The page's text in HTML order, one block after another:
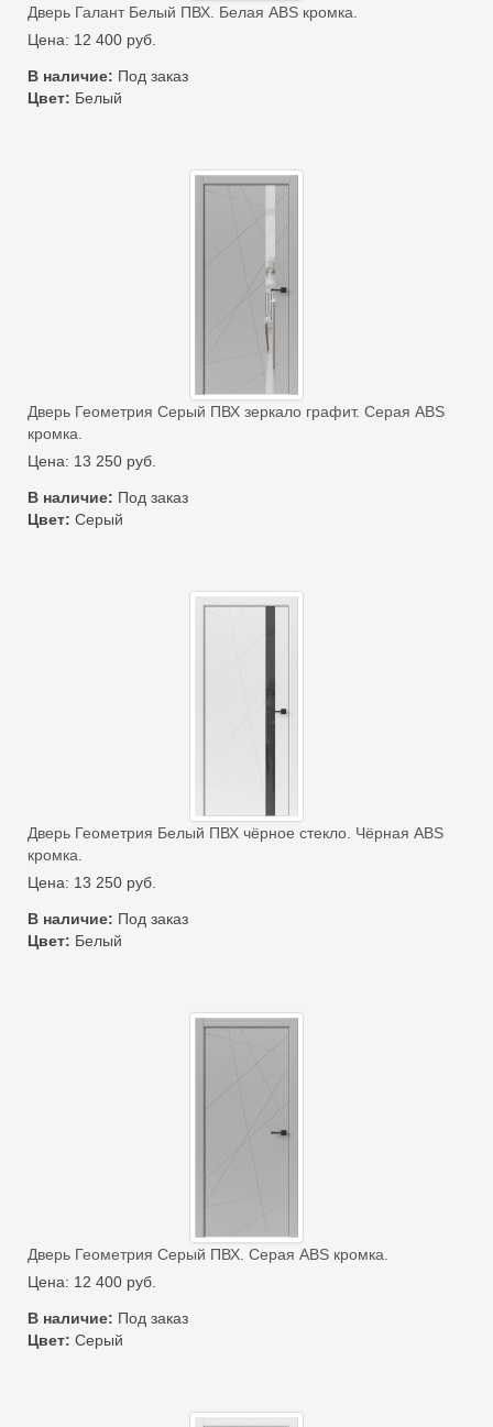
Дверь Галант Белый ПВХ. Белая ABS кромка.
Цена: 12 400 руб.
В наличие: Под заказ
Цвет: Белый
Дверь Геометрия Серый ПВХ зеркало графит. Серая ABS
кромка.
Цена: 13 250 руб.
В наличие: Под заказ
Цвет: Серый
Дверь Геометрия Белый ПВХ чёрное стекло. Чёрная ABS
кромка.
Цена: 13 250 руб.
В наличие: Под заказ
Цвет: Белый
Дверь Геометрия Серый ПВХ. Серая ABS кромка.
Цена: 12 400 руб.
В наличие: Под заказ
Цвет: Серый